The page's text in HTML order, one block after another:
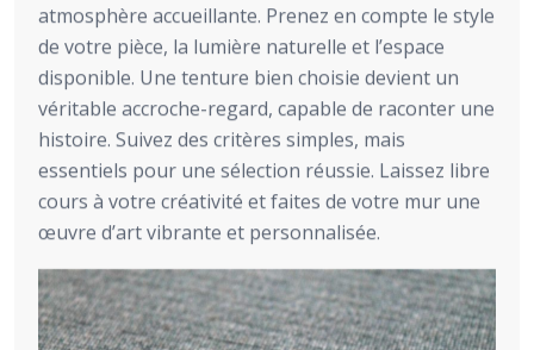
atmosphère accueillante. Prenez en compte le style
de votre pièce, la lumière naturelle et l’espace
disponible. Une tenture bien choisie devient un
véritable accroche-regard, capable de raconter une
histoire. Suivez des critères simples, mais
essentiels pour une sélection réussie. Laissez libre
cours à votre créativité et faites de votre mur une
œuvre d’art vibrante et personnalisée.